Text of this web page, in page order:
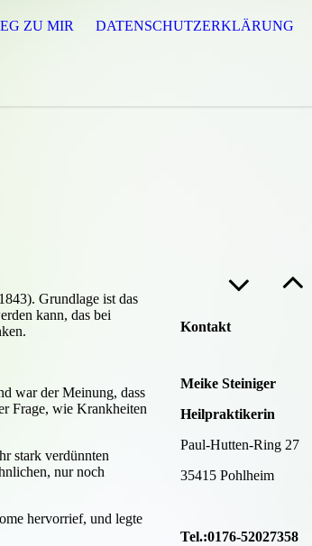
ZU MIR DATENSCHUTZERKLÄRUNG
Grundlage ist das
kann, das bei
war der Meinung, dass
Frage, wie Krankheiten
stark verdünnten
nur noch
hervorrief, und legte
Kontakt
Meike Steiniger
Heilpraktikerin
Paul-Hutten-Ring 27
35415 Pohlheim
Tel.:0176-52027358